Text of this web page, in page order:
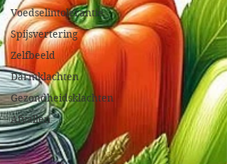
Voedselintolerantie
Spijsvertering
Zelfbeeld
Darmklachten
Gezondheidsklachten
Afvallen